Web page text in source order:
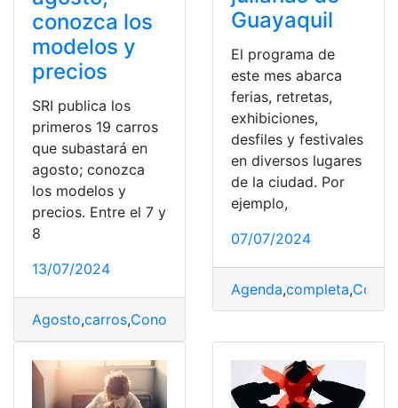
conozca los
modelos y
precios
SRI publica los
primeros 19 carros
que subastará en
agosto; conozca
los modelos y
precios. Entre el 7 y
8
13/07/2024
Agosto,carros,Conozca
Guayaquil
El programa de
este mes abarca
ferias, retretas,
exhibiciones,
desfiles y festivales
en diversos lugares
de la ciudad. Por
ejemplo,
07/07/2024
Agenda,completa,